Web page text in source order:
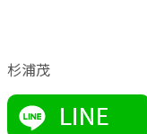
杉浦茂